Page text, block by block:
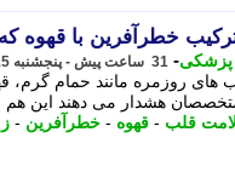
خطرآفرین با قهوه
پزشکی- 31 ساعت پیش - پنجشنبه 15 مرداد 1405، 06:07
های روزمره مانند حمام گرم،
متخصصان هشدار می دهند این
قلب - قهوه - خطرآفرین -